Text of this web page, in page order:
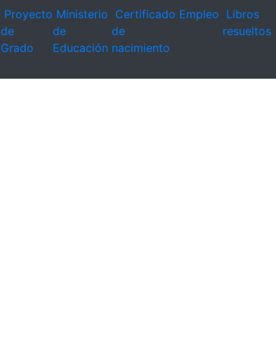
Proyecto
de
Grado
Ministerio
de
Educación
Certificado
de
nacimiento
Empleo Libros
resueltos